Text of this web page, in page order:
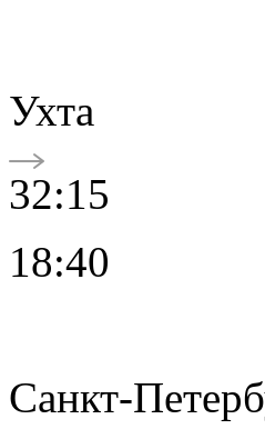
Ухта
32:15
18:40
Санкт-